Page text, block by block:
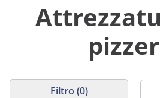
Filtro (0)